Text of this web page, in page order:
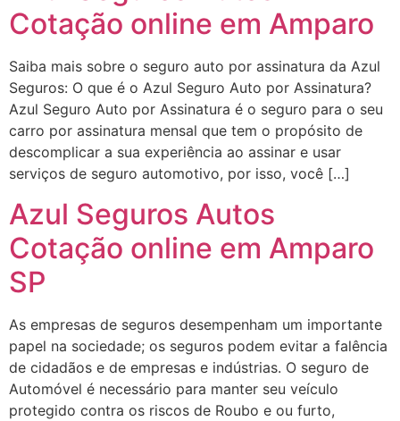
Cotação online em Amparo
Saiba mais sobre o seguro auto por assinatura da Azul
Seguros: O que é o Azul Seguro Auto por Assinatura?
Azul Seguro Auto por Assinatura é o seguro para o seu
carro por assinatura mensal que tem o propósito de
descomplicar a sua experiência ao assinar e usar
serviços de seguro automotivo, por isso, você […]
Azul Seguros Autos
Cotação online em Amparo
SP
As empresas de seguros desempenham um importante
papel na sociedade; os seguros podem evitar a falência
de cidadãos e de empresas e indústrias. O seguro de
Automóvel é necessário para manter seu veículo
protegido contra os riscos de Roubo e ou furto,